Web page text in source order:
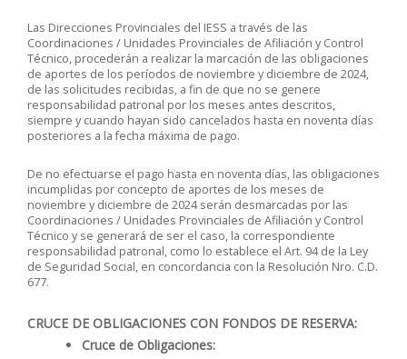
Las Direcciones Provinciales del IESS a través de las
Coordinaciones / Unidades Provinciales de Afiliación y Control
Técnico, procederán a realizar la marcación de las obligaciones
de aportes de los períodos de noviembre y diciembre de 2024,
de las solicitudes recibidas, a fin de que no se genere
responsabilidad patronal por los meses antes descritos,
siempre y cuando hayan sido cancelados hasta en noventa días
posteriores a la fecha máxima de pago.
De no efectuarse el pago hasta en noventa días, las obligaciones
incumplidas por concepto de aportes de los meses de
noviembre y diciembre de 2024 serán desmarcadas por las
Coordinaciones / Unidades Provinciales de Afiliación y Control
Técnico y se generará de ser el caso, la correspondiente
responsabilidad patronal, como lo establece el Art. 94 de la Ley
de Seguridad Social, en concordancia con la Resolución Nro. C.D.
677.
CRUCE DE OBLIGACIONES CON FONDOS DE RESERVA:
Cruce de Obligaciones: